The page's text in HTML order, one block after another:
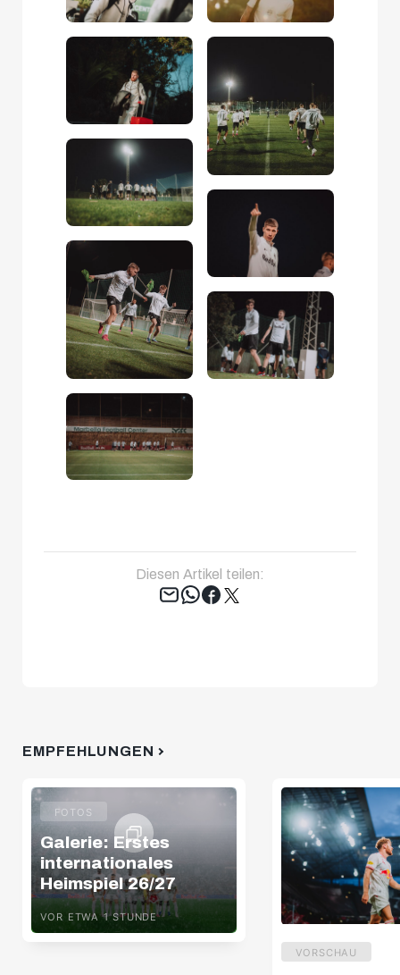
Diesen Artikel teilen:
Tweet
EMPFEHLUNGEN
FOTOS
Galerie: Erstes
internationales
Heimspiel 26/27
VOR ETWA 1 STUNDE
VORSCHAU